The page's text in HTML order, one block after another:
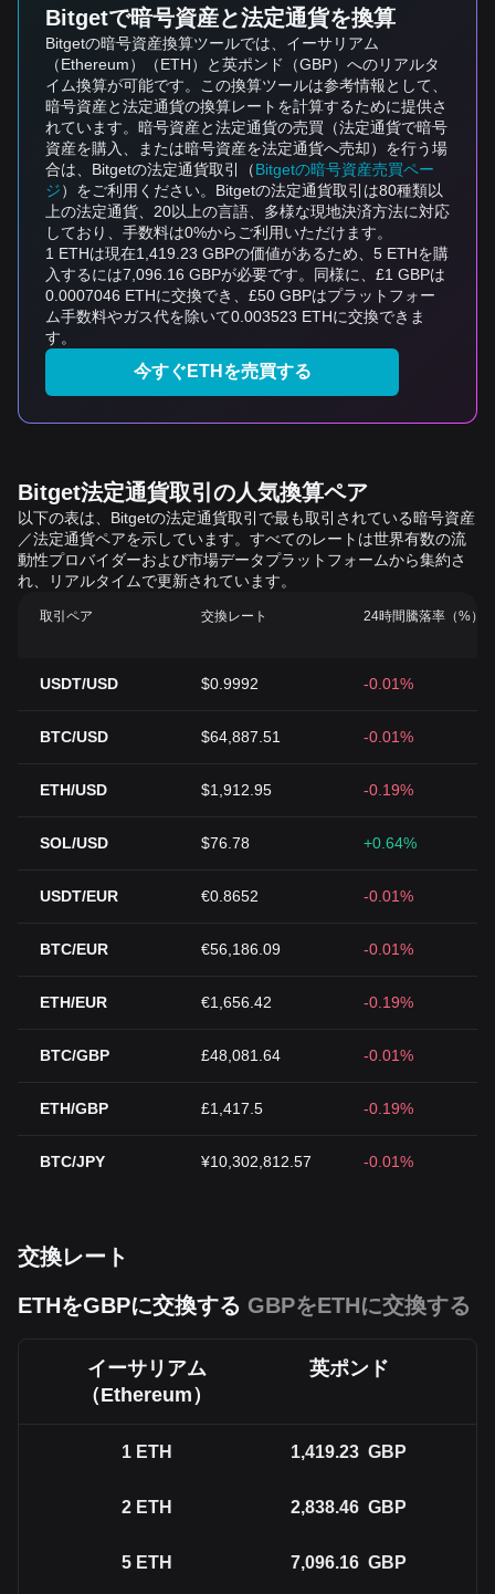
Bitgetで暗号資産と法定通貨を換算
Bitgetの暗号資産換算ツールでは、イーサリアム
（Ethereum）（ETH）と英ポンド（GBP）へのリアルタ
イム換算が可能です。この換算ツールは参考情報として、
暗号資産と法定通貨の換算レートを計算するために提供さ
れています。暗号資産と法定通貨の売買（法定通貨で暗号
資産を購入、または暗号資産を法定通貨へ売却）を行う場
合は、Bitgetの法定通貨取引（Bitgetの暗号資産売買ペー
ジ）をご利用ください。Bitgetの法定通貨取引は80種類以
上の法定通貨、20以上の言語、多様な現地決済方法に対応
しており、手数料は0%からご利用いただけます。
1 ETHは現在1,419.23 GBPの価値があるため、5 ETHを購
入するには7,096.16 GBPが必要です。同様に、£1 GBPは
0.0007046 ETHに交換でき、£50 GBPはプラットフォー
ム手数料やガス代を除いて0.003523 ETHに交換できま
す。
今すぐETHを売買する
Bitget法定通貨取引の人気換算ペア
以下の表は、Bitgetの法定通貨取引で最も取引されている暗号資産
／法定通貨ペアを示しています。すべてのレートは世界有数の流
動性プロバイダーおよび市場データプラットフォームから集約さ
れ、リアルタイムで更新されています。
取引ペア 交換レート 24時間騰落率（%）
USDT/USD $0.9992 -0.01%
BTC/USD $64,887.51 -0.01%
ETH/USD $1,912.95 -0.19%
SOL/USD $76.78 +0.64%
USDT/EUR €0.8652 -0.01%
BTC/EUR €56,186.09 -0.01%
ETH/EUR €1,656.42 -0.19%
BTC/GBP £48,081.64 -0.01%
ETH/GBP £1,417.5 -0.19%
BTC/JPY ¥10,302,812.57 -0.01%
交換レート
ETHをGBPに交換する GBPをETHに交換する
イーサリアム
（Ethereum）
英ポンド
1 ETH 1,419.23 GBP
2 ETH 2,838.46 GBP
5 ETH 7,096.16 GBP